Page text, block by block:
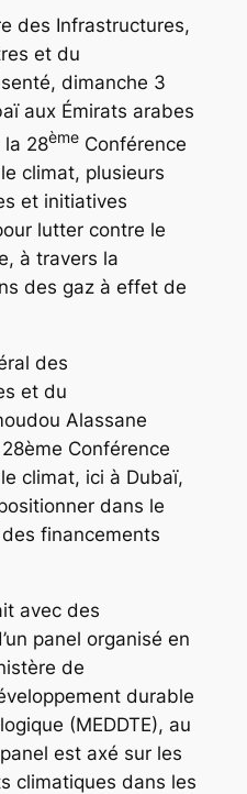
des Infrastructures,
et du
dimanche 3
aux Émirats arabes
la 28èmeConférence
climat, plusieurs
et initiatives
lutter contre le
à travers la
des gaz à effet de
des
et du
Alassane
Conférence
climat, ici à Dubaï,
dans le
financements
avec des
panel organisé en
de
durable
(MEDDTE), au
est axé sur les
climatiques dans les